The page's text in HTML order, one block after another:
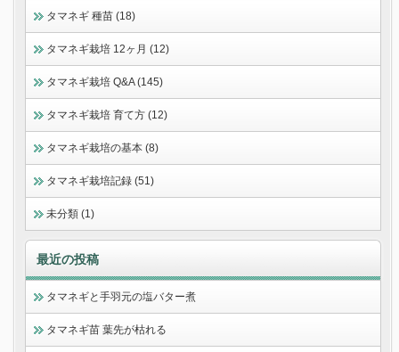
タマネギ 種苗 (18)
タマネギ栽培 12ヶ月 (12)
タマネギ栽培 Q&A (145)
タマネギ栽培 育て方 (12)
タマネギ栽培の基本 (8)
タマネギ栽培記録 (51)
未分類 (1)
最近の投稿
タマネギと手羽元の塩バター煮
タマネギ苗 葉先が枯れる